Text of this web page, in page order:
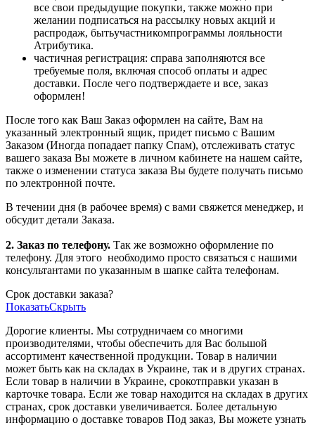
все свои предыдущие покупки, также можно при
желании подписаться на рассылку новых акций и
распродаж, бытьучастникомпрограммы лояльности
Атрибутика.
частичная регистрация: справа заполняются все
требуемые поля, включая способ оплаты и адрес
доставки. После чего подтверждаете и все, заказ
оформлен!
После того как Ваш Заказ оформлен на сайте, Вам на
указанный электронный ящик, придет письмо с Вашим
Заказом (Иногда попадает папку Спам), отслеживать статус
вашего заказа Вы можете в личном кабинете на нашем сайте,
также о изменении статуса заказа Вы будете получать письмо
по электронной почте.
В течении дня (в рабочее время) с вами свяжется менеджер, и
обсудит детали Заказа.
2. Заказ по телефону. Так же возможно оформление по
телефону. Для этого необходимо просто связаться с нашими
консультантами по указанным в шапке сайта телефонам.
Срок доставки заказа?
ПоказатьСкрыть
Дорогие клиенты. Мы сотрудничаем со многими
производителями, чтобы обеспечить для Вас большой
ассортимент качественной продукции. Товар в наличии
может быть как на складах в Украине, так и в других странах.
Если товар в наличии в Украине, срокотправки указан в
карточке товара. Если же товар находится на складах в других
странах, срок доставки увеличивается. Более детальную
информацию о доставке товаров Под заказ, Вы можете узнать